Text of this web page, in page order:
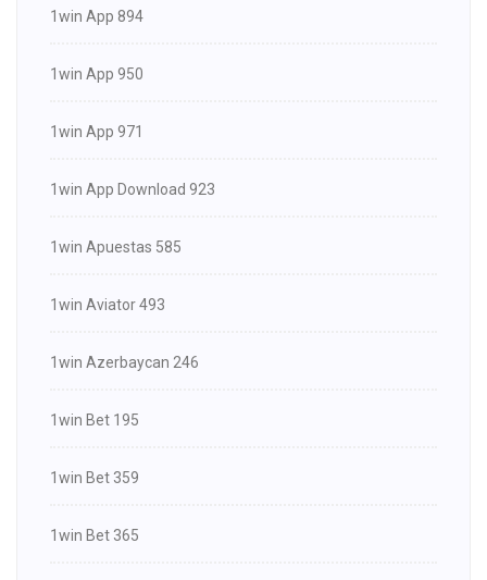
1win App 894
1win App 950
1win App 971
1win App Download 923
1win Apuestas 585
1win Aviator 493
1win Azerbaycan 246
1win Bet 195
1win Bet 359
1win Bet 365